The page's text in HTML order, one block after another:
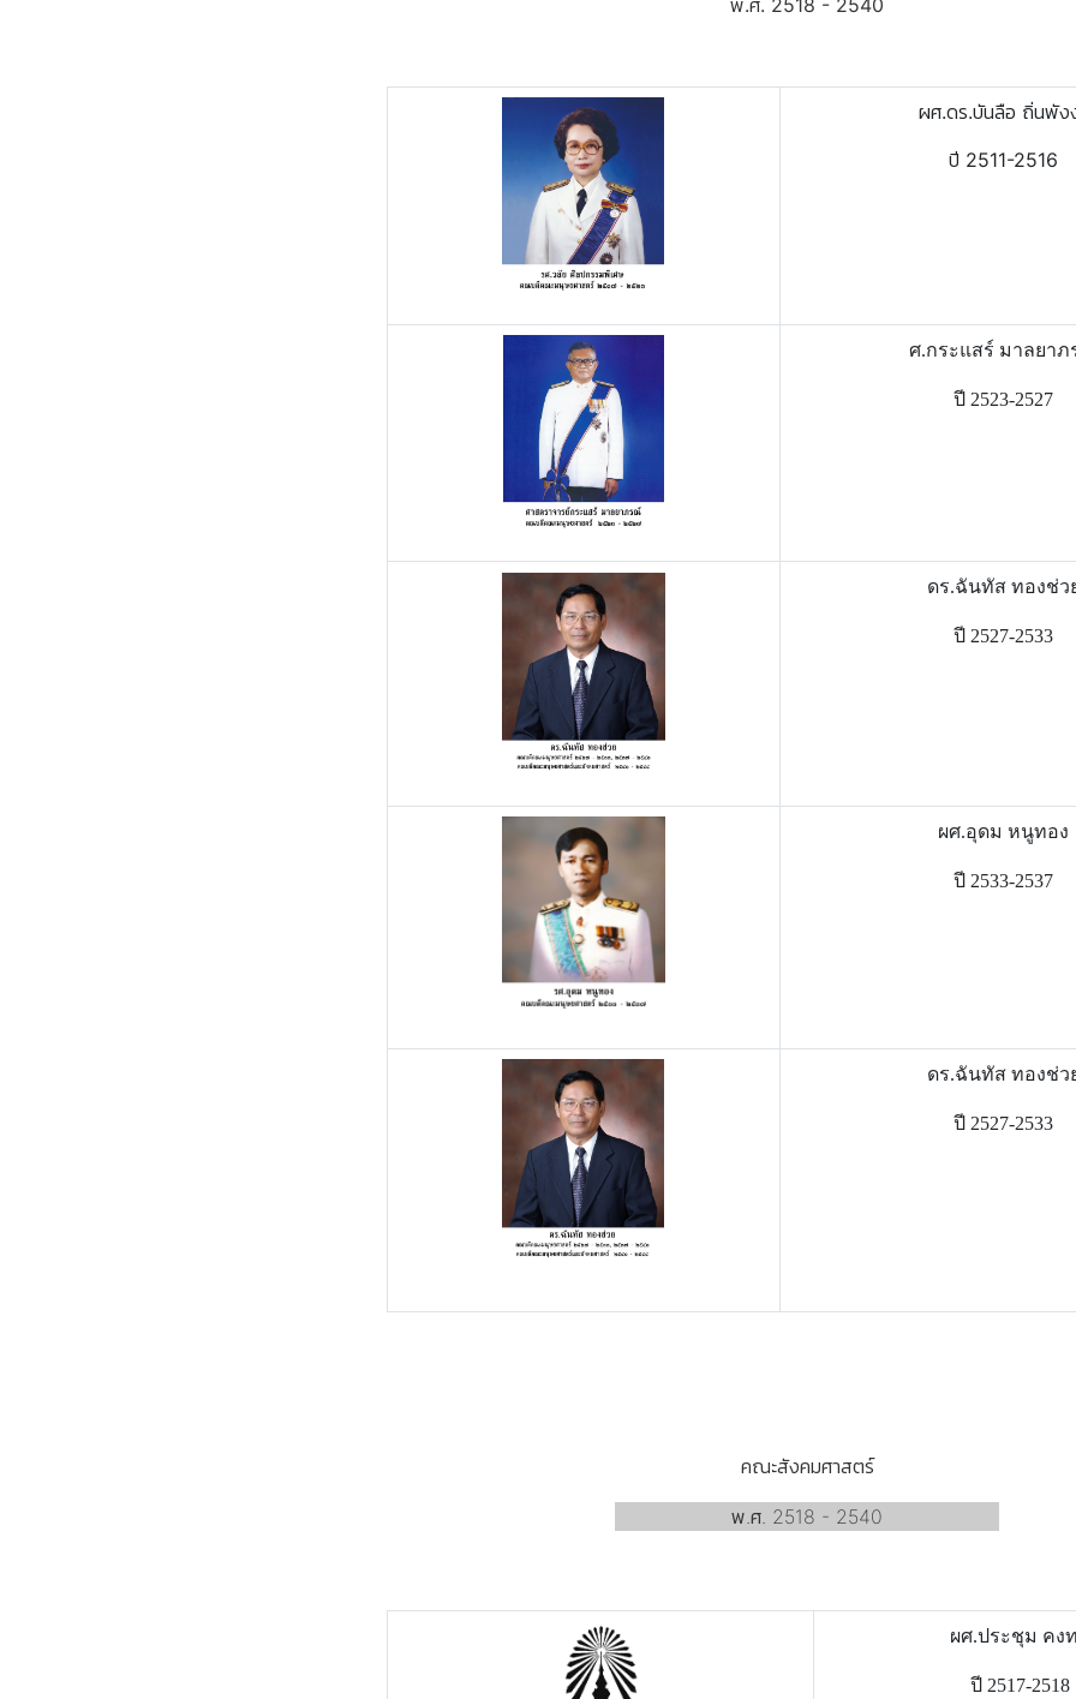
พ.ศ. 2518 - 2540
ผศ.ดร.บันลือ ถิ่นพัง
ปี 2511-2516
ศ.กระแสร์ มาลยา
ปี 2523-2527
ดร.ฉันทัส ทองช่ว
ปี 2527-2533
ผศ.อุดม หนูทอง
ปี 2533-2537
ดร.ฉันทัส ทองช่ว
ปี 2527-2533
คณะสังคมศาสตร์
พ.ศ. 2518 - 2540
ผศ.ประชุม คง
ปี 2517-2518